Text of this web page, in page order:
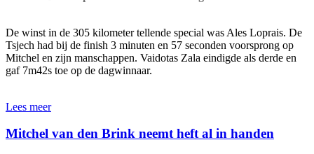
De winst in de 305 kilometer tellende special was Ales Loprais. De
Tsjech had bij de finish 3 minuten en 57 seconden voorsprong op
Mitchel en zijn manschappen. Vaidotas Zala eindigde als derde en
gaf 7m42s toe op de dagwinnaar.
Lees meer
Mitchel van den Brink neemt heft al in handen